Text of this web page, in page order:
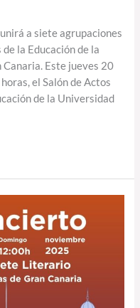
a siete agrupaciones
la Educación de la
Canaria. Este jueves 20
el Salón de Actos
de la Universidad